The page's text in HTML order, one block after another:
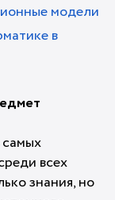
модели
в
всех
знания, но